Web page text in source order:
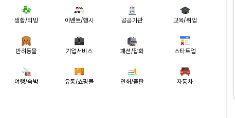
생활/리빙 이벤트/행사 공공기관 교육/취업
반려동물 기업서비스 패션/잡화 스타트업
여행/숙박 유통/쇼핑몰 인쇄/출판 자동차